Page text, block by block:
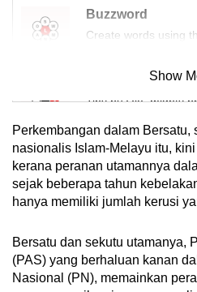
Buzzword
Create words using
Mini Sudoku
Tiny puzzle, mighty
Mini Crossword
Small grid, big
Spot as many words
Show
Perkembangan dalam Bersatu,
nasionalis Islam-Melayu itu,
kerana peranan utamannya
sejak beberapa tahun
hanya memiliki jumlah kerusi
Bersatu dan sekutu utamanya,
(PAS) yang berhaluan kanan
Nasional (PN), memainkan